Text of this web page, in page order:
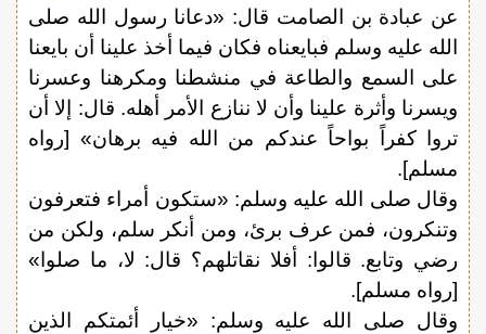
عن عبادة بن الصامت قال: «دعانا رسول الله صلى
الله عليه وسلم فبايعناه فكان فيما أخذ علينا أن بايعنا
على السمع والطاعة في منشطنا ومكرهنا وعسرنا
ويسرنا وأثرة علينا وأن لا ننازع الأمر أهله. قال: إلا أن
تروا كفراً بواحاً عندكم من الله فيه برهان» [رواه
مسلم].
وقال صلى الله عليه وسلم: «ستكون أمراء فتعرفون
وتنكرون، فمن عرف برئ، ومن أنكر سلم، ولكن من
رضي وتابع. قالوا: أفلا نقاتلهم؟ قال: لا، ما صلوا»
[رواه مسلم].
وقال صلى الله عليه وسلم: «خيار أئمتكم الذين